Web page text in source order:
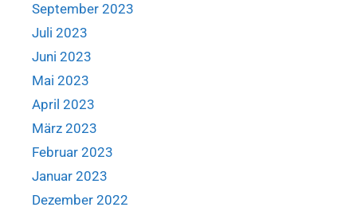
September 2023
Juli 2023
Juni 2023
Mai 2023
April 2023
März 2023
Februar 2023
Januar 2023
Dezember 2022